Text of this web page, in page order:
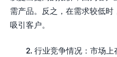
需产品。反之，在需求较低
吸引客户。
2. 行业竞争情况：市场